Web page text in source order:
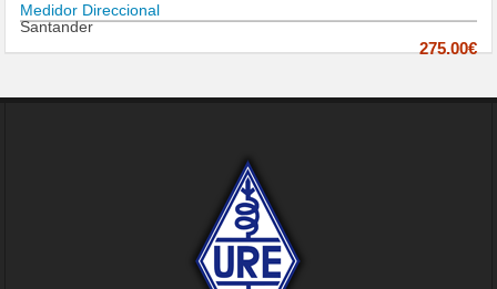
Medidor Direccional
Santander
275.00€